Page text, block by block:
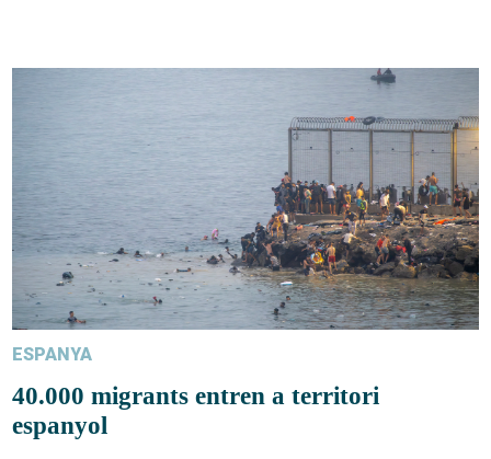
ESPANYA
40.000 migrants entren a territori
espanyol